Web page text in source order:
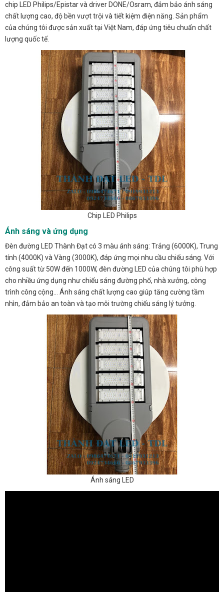
chip LED Philips/Epistar và driver DONE/Osram, đảm bảo ánh sáng
chất lượng cao, độ bền vượt trội và tiết kiệm điện năng. Sản phẩm
của chúng tôi được sản xuất tại Việt Nam, đáp ứng tiêu chuẩn chất
lượng quốc tế.
Chip LED Philips
Ánh sáng và ứng dụng
Đèn đường LED Thành Đạt có 3 màu ánh sáng: Trắng (6000K), Trung
tính (4000K) và Vàng (3000K), đáp ứng mọi nhu cầu chiếu sáng. Với
công suất từ 50W đến 1000W, đèn đường LED của chúng tôi phù hợp
cho nhiều ứng dụng như chiếu sáng đường phố, nhà xưởng, công
trình công cộng… Ánh sáng chất lượng cao giúp tăng cường tầm
nhìn, đảm bảo an toàn và tạo môi trường chiếu sáng lý tưởng.
Ánh sáng LED